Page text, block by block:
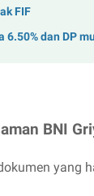
FIF
6.50% dan DP
BNI
yang